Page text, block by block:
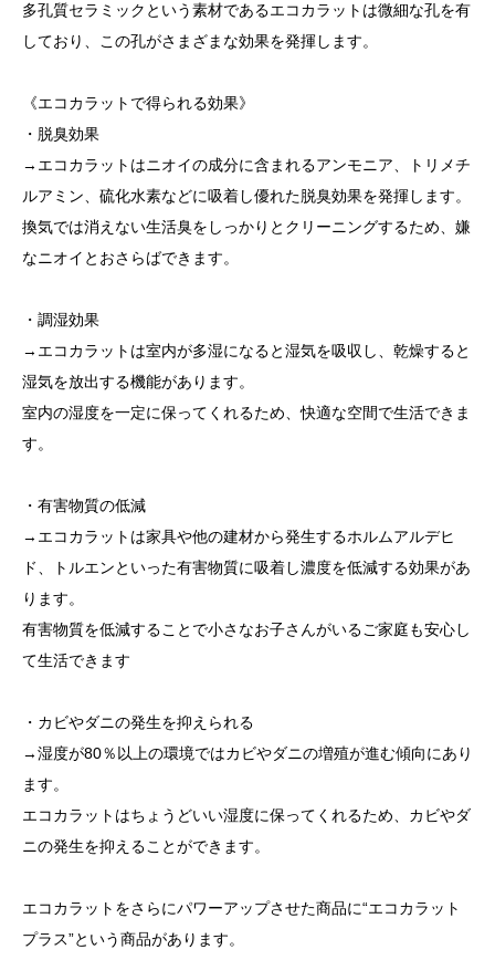
多孔質セラミックという素材であるエコカラットは微細な孔を有
しており、この孔がさまざまな効果を発揮します。
《エコカラットで得られる効果》
・脱臭効果
→エコカラットはニオイの成分に含まれるアンモニア、トリメチ
ルアミン、硫化水素などに吸着し優れた脱臭効果を発揮します。
換気では消えない生活臭をしっかりとクリーニングするため、嫌
なニオイとおさらばできます。
・調湿効果
→エコカラットは室内が多湿になると湿気を吸収し、乾燥すると
湿気を放出する機能があります。
室内の湿度を一定に保ってくれるため、快適な空間で生活できま
す。
・有害物質の低減
→エコカラットは家具や他の建材から発生するホルムアルデヒ
ド、トルエンといった有害物質に吸着し濃度を低減する効果があ
ります。
有害物質を低減することで小さなお子さんがいるご家庭も安心し
て生活できます
・カビやダニの発生を抑えられる
→湿度が80％以上の環境ではカビやダニの増殖が進む傾向にあり
ます。
エコカラットはちょうどいい湿度に保ってくれるため、カビやダ
ニの発生を抑えることができます。
エコカラットをさらにパワーアップさせた商品に“エコカラット
プラス”という商品があります。